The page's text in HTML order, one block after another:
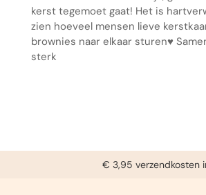
kerst tegemoet gaat! Het is
zien hoeveel mensen lieve
brownies naar elkaar sturen♥️
sterk
€ 3,95 verzendkosten